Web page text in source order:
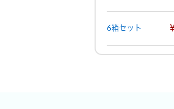
6箱セット